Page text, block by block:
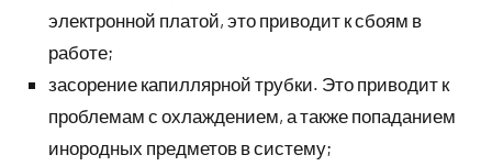
электронной платой, это приводит к сбоям в
работе;
засорение капиллярной трубки. Это приводит к
проблемам с охлаждением, а также попаданием
инородных предметов в систему;